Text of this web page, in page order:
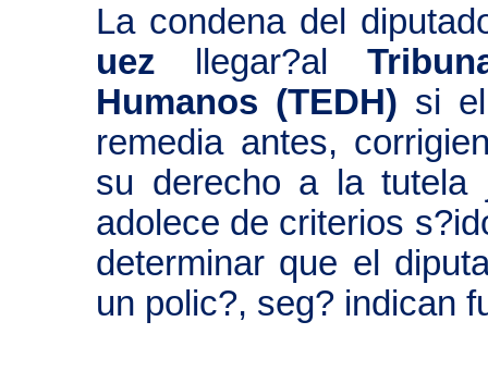
La condena del
uez
llegar?al
Humanos (TEDH) si
remedia antes,
su derecho a la tutela
adolece de criterios
determinar que el
un polic?, seg? indican